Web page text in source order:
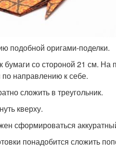
подобной оригами-поделки.
со стороной 21 см. На
по направлению к себе.
сложить в треугольник.
кверху.
сформироваться
понадобится сложить